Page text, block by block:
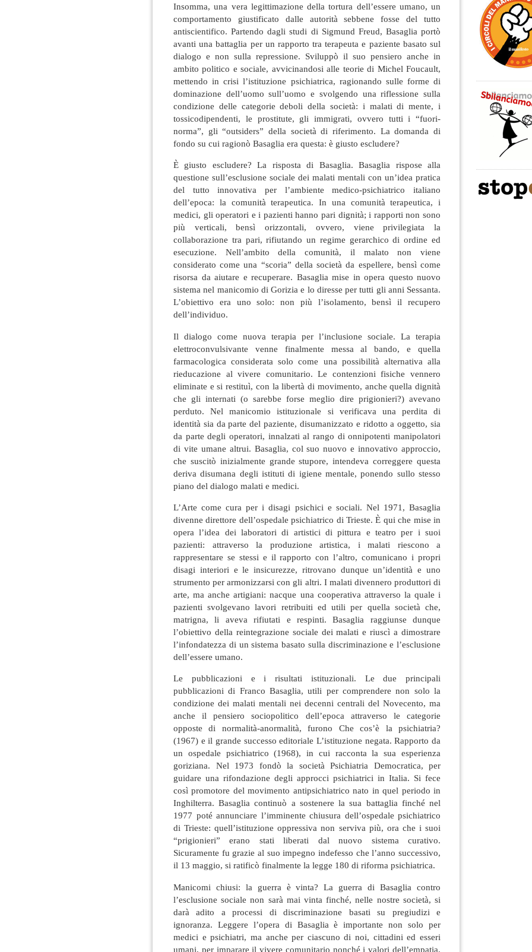
Insomma, una vera legittimazione della tortura dell’essere umano, un
comportamento giustificato dalle autorità sebbene fosse del tutto
antiscientifico. Partendo dagli studi di Sigmund Freud, Basaglia portò
avanti una battaglia per un rapporto tra terapeuta e paziente basato sul
dialogo e non sulla repressione. Sviluppò il suo pensiero anche in
ambito politico e sociale, avvicinandosi alle teorie di Michel Foucault,
mettendo in crisi l’istituzione psichiatrica, ragionando sulle forme di
dominazione dell’uomo sull’uomo e svolgendo una riflessione sulla
condizione delle categorie deboli della società: i malati di mente, i
tossicodipendenti, le prostitute, gli immigrati, ovvero tutti i “fuori-
norma”, gli “outsiders” della società di riferimento. La domanda di
fondo su cui ragionò Basaglia era questa: è giusto escludere?
È giusto escludere? La risposta di Basaglia. Basaglia rispose alla
questione sull’esclusione sociale dei malati mentali con un’idea pratica
del tutto innovativa per l’ambiente medico-psichiatrico italiano
dell’epoca: la comunità terapeutica. In una comunità terapeutica, i
medici, gli operatori e i pazienti hanno pari dignità; i rapporti non sono
più verticali, bensì orizzontali, ovvero, viene privilegiata la
collaborazione tra pari, rifiutando un regime gerarchico di ordine ed
esecuzione. Nell’ambito della comunità, il malato non viene
considerato come una “scoria” della società da espellere, bensì come
risorsa da aiutare e recuperare. Basaglia mise in opera questo nuovo
sistema nel manicomio di Gorizia e lo diresse per tutti gli anni Sessanta.
L’obiettivo era uno solo: non più l’isolamento, bensì il recupero
dell’individuo.
Il dialogo come nuova terapia per l’inclusione sociale. La terapia
elettroconvulsivante venne finalmente messa al bando, e quella
farmacologica considerata solo come una possibilità alternativa alla
rieducazione al vivere comunitario. Le contenzioni fisiche vennero
eliminate e si restituì, con la libertà di movimento, anche quella dignità
che gli internati (o sarebbe forse meglio dire prigionieri?) avevano
perduto. Nel manicomio istituzionale si verificava una perdita di
identità sia da parte del paziente, disumanizzato e ridotto a oggetto, sia
da parte degli operatori, innalzati al rango di onnipotenti manipolatori
di vite umane altrui. Basaglia, col suo nuovo e innovativo approccio,
che suscitò inizialmente grande stupore, intendeva correggere questa
deriva disumana degli istituti di igiene mentale, ponendo sullo stesso
piano del dialogo malati e medici.
L’Arte come cura per i disagi psichici e sociali. Nel 1971, Basaglia
divenne direttore dell’ospedale psichiatrico di Trieste. È qui che mise in
opera l’idea dei laboratori di artistici di pittura e teatro per i suoi
pazienti: attraverso la produzione artistica, i malati riescono a
rappresentare se stessi e il rapporto con l’altro, comunicano i propri
disagi interiori e le insicurezze, ritrovano dunque un’identità e uno
strumento per armonizzarsi con gli altri. I malati divennero produttori di
arte, ma anche artigiani: nacque una cooperativa attraverso la quale i
pazienti svolgevano lavori retribuiti ed utili per quella società che,
matrigna, li aveva rifiutati e respinti. Basaglia raggiunse dunque
l’obiettivo della reintegrazione sociale dei malati e riuscì a dimostrare
l’infondatezza di un sistema basato sulla discriminazione e l’esclusione
dell’essere umano.
Le pubblicazioni e i risultati istituzionali. Le due principali
pubblicazioni di Franco Basaglia, utili per comprendere non solo la
condizione dei malati mentali nei decenni centrali del Novecento, ma
anche il pensiero sociopolitico dell’epoca attraverso le categorie
opposte di normalità-anormalità, furono Che cos’è la psichiatria?
(1967) e il grande successo editoriale L’istituzione negata. Rapporto da
un ospedale psichiatrico (1968), in cui racconta la sua esperienza
goriziana. Nel 1973 fondò la società Psichiatria Democratica, per
guidare una rifondazione degli approcci psichiatrici in Italia. Si fece
così promotore del movimento antipsichiatrico nato in quel periodo in
Inghilterra. Basaglia continuò a sostenere la sua battaglia finché nel
1977 poté annunciare l’imminente chiusura dell’ospedale psichiatrico
di Trieste: quell’istituzione oppressiva non serviva più, ora che i suoi
“prigionieri” erano stati liberati dal nuovo sistema curativo.
Sicuramente fu grazie al suo impegno indefesso che l’anno successivo,
il 13 maggio, si ratificò finalmente la legge 180 di riforma psichiatrica.
Manicomi chiusi: la guerra è vinta? La guerra di Basaglia contro
l’esclusione sociale non sarà mai vinta finché, nelle nostre società, si
darà adito a processi di discriminazione basati su pregiudizi e
ignoranza. Leggere l’opera di Basaglia è importante non solo per
medici e psichiatri, ma anche per ciascuno di noi, cittadini ed esseri
umani, per imparare il vivere comunitario nonché i valori dell’empatia,